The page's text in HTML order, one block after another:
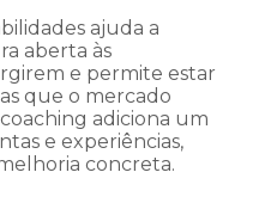
ajuda a
aberta às
e permite estar
que o mercado
adiciona um
e experiências,
concreta.